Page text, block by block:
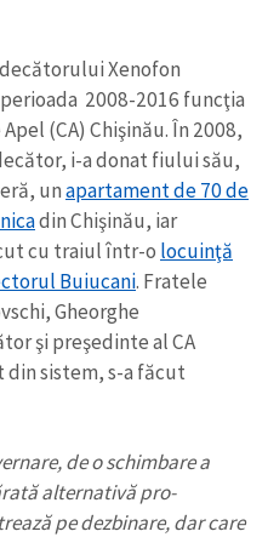
Xenofon
2008-2016 funcţia
(CA) Chişinău. În 2008,
i-a donat fiului său,
unapartament de 70 de
din Chişinău, iar
cu traiul într-o locuinţă
Buiucani. Fratele
Gheorghe
şi preşedinte al CA
din sistem, s-a făcut
de o schimbare a
alternativă pro-
pe dezbinare, dar care